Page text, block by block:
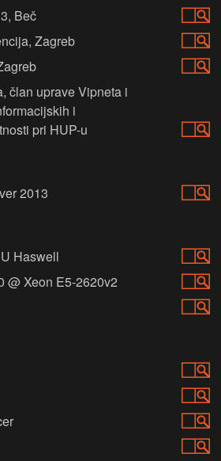
Beč
Zagreb
član uprave Vipneta i
i
pri HUP-u
2013
Haswell
@ Xeon E5-2620v2